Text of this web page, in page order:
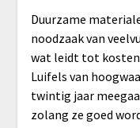
Duurzame
noodzaak van
wat leidt tot
Luifels van
twintig jaar
zolang ze goed